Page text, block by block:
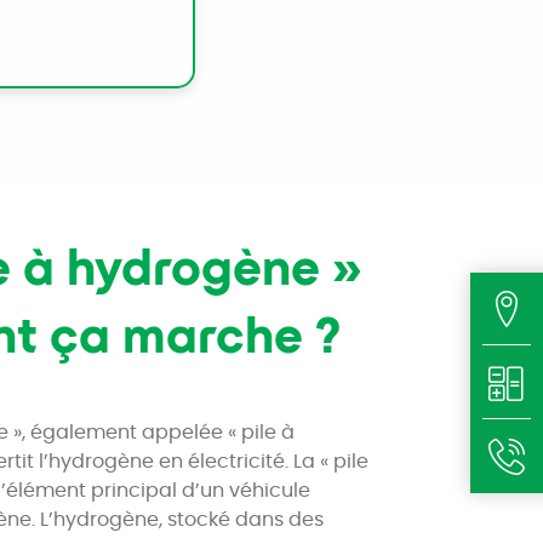
à hydrogène »
ça marche ?
», également appelée « pile à
l’hydrogène en électricité. La « pile
principal d’un véhicule
L’hydrogène, stocké dans des